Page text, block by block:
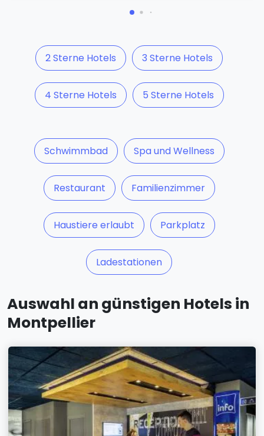
2 Sterne Hotels 3 Sterne Hotels
4 Sterne Hotels 5 Sterne Hotels
Schwimmbad Spa und Wellness
Restaurant Familienzimmer
Haustiere erlaubt Parkplatz
Ladestationen
Auswahl an günstigen Hotels in
Montpellier